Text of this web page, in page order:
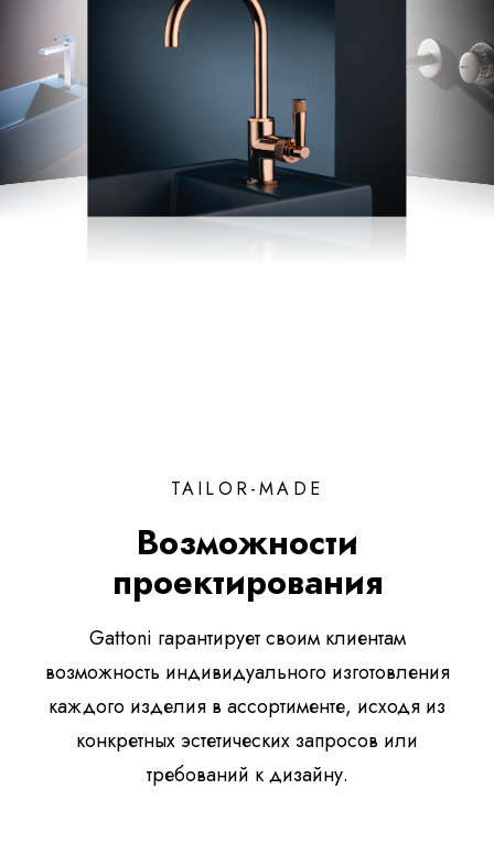
TAILOR-MADE
Возможности
проектирования
Gattoni гарантирует своим клиентам
возможность индивидуального изготовления
каждого изделия в ассортименте, исходя из
конкретных эстетических запросов или
требований к дизайну.